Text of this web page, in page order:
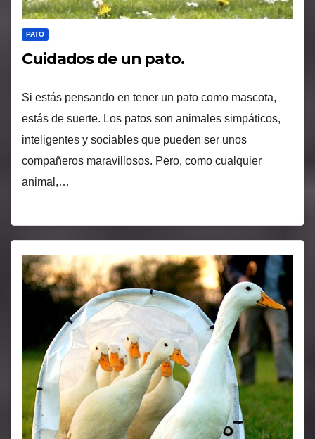
PATO
Cuidados de un pato.
Si estás pensando en tener un pato como mascota,
estás de suerte. Los patos son animales simpáticos,
inteligentes y sociables que pueden ser unos
compañeros maravillosos. Pero, como cualquier
animal,…